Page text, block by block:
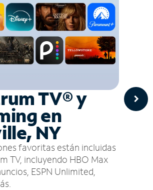
TV® y
en
NY
favoritas están incluidas
TV, incluyendo HBO Max
ESPN Unlimited,